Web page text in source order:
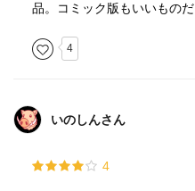
品。コミック版もいいものだ.
4
いのしんさん
4